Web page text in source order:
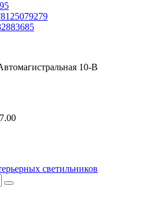
10-В